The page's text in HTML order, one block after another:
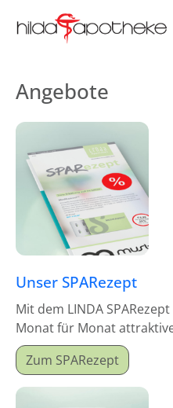
Angebote
Unser SPARezept
Mit dem LINDA
Monat für Monat
Zum SPARezept